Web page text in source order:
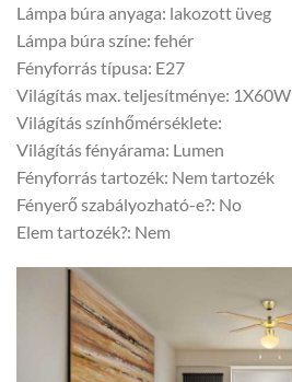
Lámpa búra anyaga: lakozott üveg
Lámpa búra színe: fehér
Fényforrás típusa: E27
Világítás max. teljesítménye: 1X60W
Világítás színhőmérséklete:
Világítás fényárama: Lumen
Fényforrás tartozék: Nem tartozék
Fényerő szabályozható-e?: No
Elem tartozék?: Nem